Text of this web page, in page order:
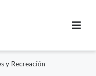
y Recreación